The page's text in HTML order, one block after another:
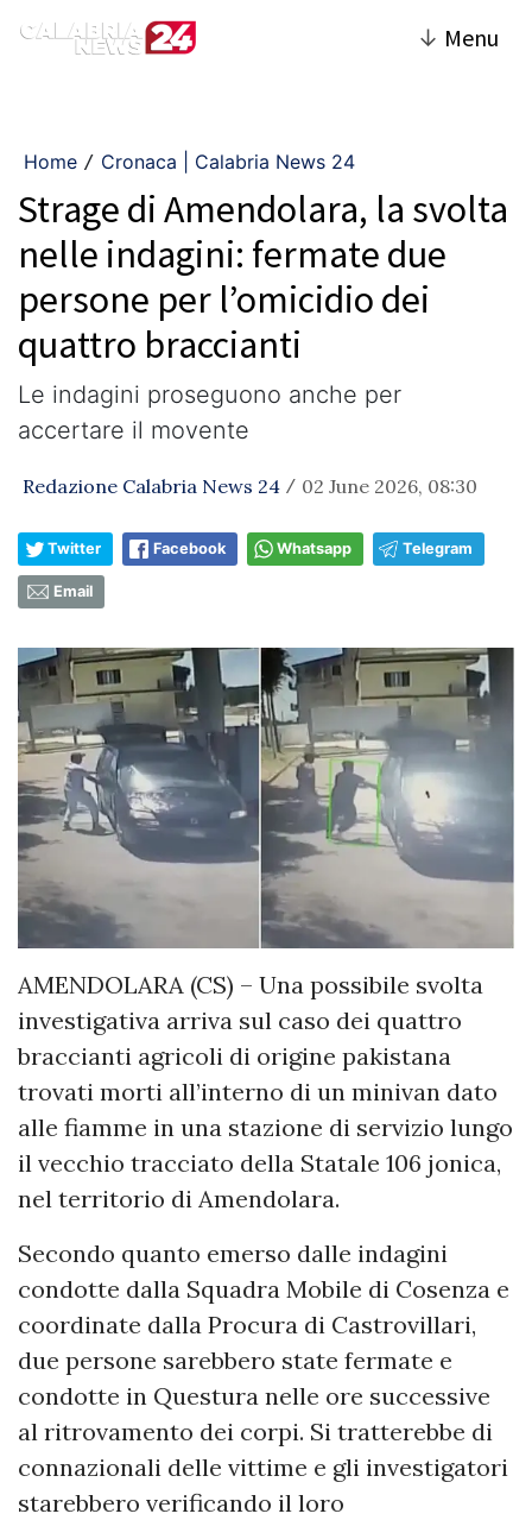
↓ Menu
Home / Cronaca | Calabria News 24
Strage di Amendolara, la svolta
nelle indagini: fermate due
persone per l’omicidio dei
quattro braccianti
Le indagini proseguono anche per
accertare il movente
Redazione Calabria News 24 / 02 June 2026, 08:30
Twitter Facebook Whatsapp Telegram
Email
AMENDOLARA (CS) – Una possibile svolta
investigativa arriva sul caso dei quattro
braccianti agricoli di origine pakistana
trovati morti all’interno di un minivan dato
alle fiamme in una stazione di servizio lungo
il vecchio tracciato della Statale 106 jonica,
nel territorio di Amendolara.
Secondo quanto emerso dalle indagini
condotte dalla Squadra Mobile di Cosenza e
coordinate dalla Procura di Castrovillari,
due persone sarebbero state fermate e
condotte in Questura nelle ore successive
al ritrovamento dei corpi. Si tratterebbe di
connazionali delle vittime e gli investigatori
starebbero verificando il loro